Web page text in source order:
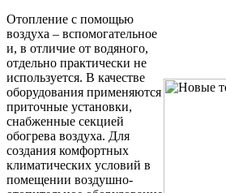
Отопление с помощью
воздуха – вспомогательное
и, в отличие от водяного,
отдельно практически не
используется. В качестве
оборудования применяются
приточные установки,
снабженные секцией
обогрева воздуха. Для
создания комфортных
климатических условий в
помещении воздушно-